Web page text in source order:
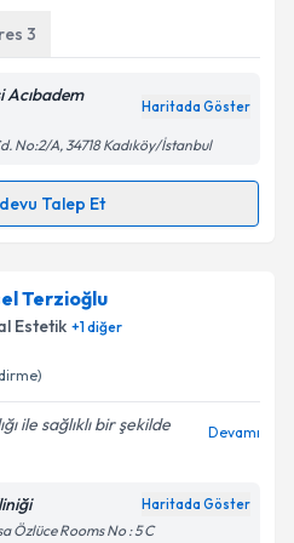
3
Acıbadem
Haritada Göster
No:2/A, 34718 Kadıköy/İstanbul
Talep Et
takvimi talebi oluşturun.
almanız için bir takvim
ile bilgilendireceğiz.
ilişkin
Aydınlatma
kişisel verilerimin belirtilen
Terzioğlu
Estetik +1diğer
ile sağlıklı bir şekilde
Devamı
Haritada Göster
Özlüce Rooms No : 5 C